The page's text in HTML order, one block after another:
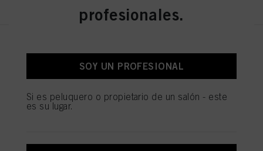
ml
N.º de IDH 3075181
profesionales.
SOY UN PROFESIONAL
Si es peluquero o propietario de un salón - este
es su lugar.